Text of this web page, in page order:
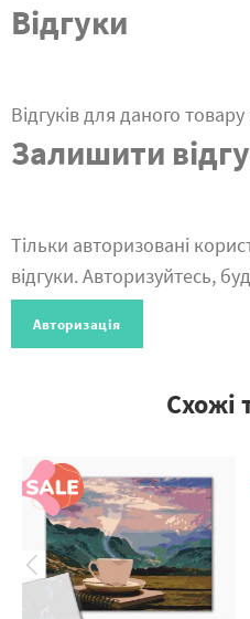
Відгуки
Відгуків для даного
Залишити
Тільки авторизовані
відгуки. Авторизуйтесь,
Авторизація
Схожі